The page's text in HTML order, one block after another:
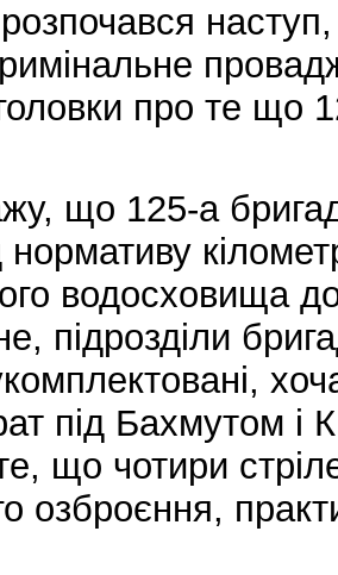
про те що
що 125-а
нормативу
водосховища
підрозділи
під Бахмутом
що чотири
озброєння,